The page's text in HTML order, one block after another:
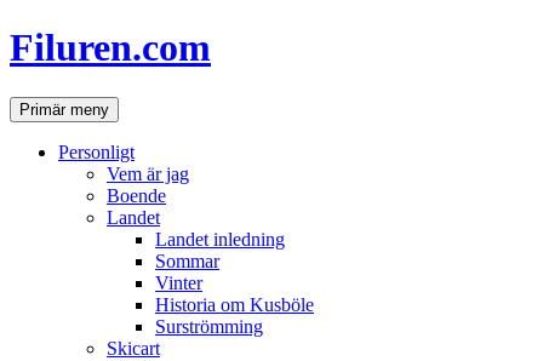
Hoppa
till
Filuren.com
SökPrimär meny
Personligt
Vem är jag
Boende
Landet
Landet inledning
Sommar
Vinter
Historia om Kusböle
Surströmming
Skicart